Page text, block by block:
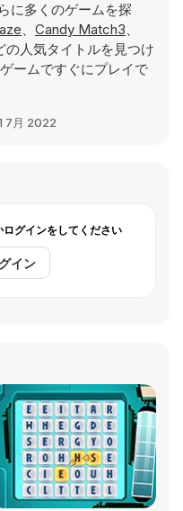
に多くのゲームを探
、 Candy Match3、
の人気タイトルを見つけ
ームですぐにプレイで
7月 2022
グインをしてください
イン